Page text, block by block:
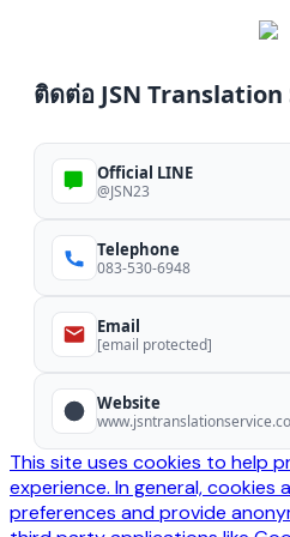
ติดต่อ JSN Translation
Official LINE
@JSN23
Telephone
083-530-6948
Email
[email protected]
Website
This site uses cookies to help
experience. In general, cookies
preferences and provide